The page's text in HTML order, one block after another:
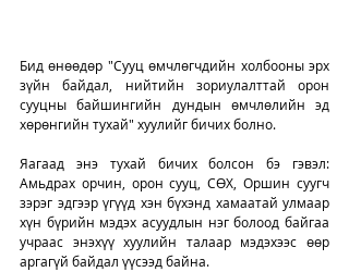
Бид өнөөдөр "Сууц өмчлөгчдийн холбооны эрх
зүйн байдал, нийтийн зориулалттай орон
сууцны байшингийн дундын өмчлөлийн эд
хөрөнгийн тухай" хуулийг бичих болно.
Яагаад энэ тухай бичих болсон бэ гэвэл:
Амьдрах орчин, орон сууц, СӨХ, Оршин суугч
зэрэг эдгээр үгүүд хэн бүхэнд хамаатай улмаар
хүн бүрийн мэдэх асуудлын нэг болоод байгаа
учраас энэхүү хуулийн талаар мэдэхээс өөр
аргагүй байдал үүсээд байна.